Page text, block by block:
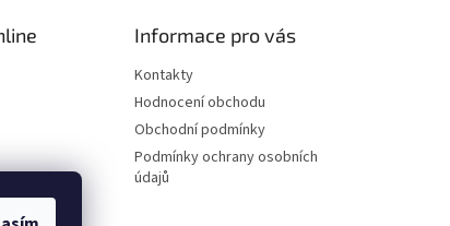
Informace pro vás
Kontakty
Hodnocení obchodu
Obchodní podmínky
Podmínky ochrany osobních
údajů